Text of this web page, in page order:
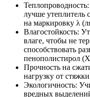
лучше утеплитель
на маркировку λ
Влагостойкость:
влаге, чтобы не
способствовать
пенополистирол
Прочность на
нагрузку от
Экологичность:
вредных